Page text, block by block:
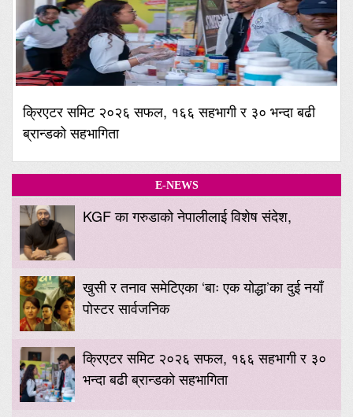
क्रिएटर समिट २०२६ सफल, १६६ सहभागी र ३० भन्दा बढी
ब्रान्डको सहभागिता
E-NEWS
KGF का गरुडाको नेपालीलाई विशेष संदेश,
खुसी र तनाव समेटिएका ‘बाः एक योद्धा’का दुई नयाँ
पोस्टर सार्वजनिक
क्रिएटर समिट २०२६ सफल, १६६ सहभागी र ३०
भन्दा बढी ब्रान्डको सहभागिता